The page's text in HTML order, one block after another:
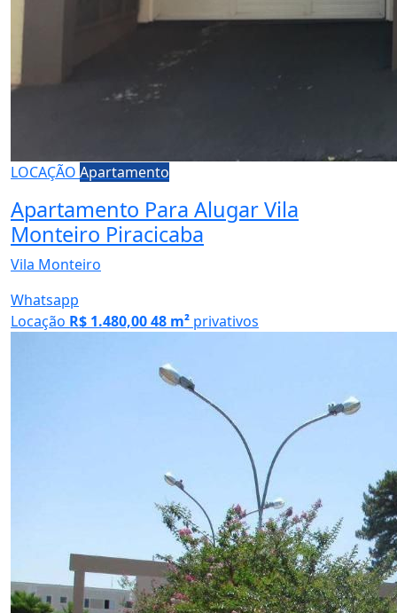
LOCAÇÃO Apartamento
Apartamento Para Alugar Vila
Monteiro Piracicaba
Vila Monteiro
Whatsapp
Locação R$ 1.480,0048 m² privativos